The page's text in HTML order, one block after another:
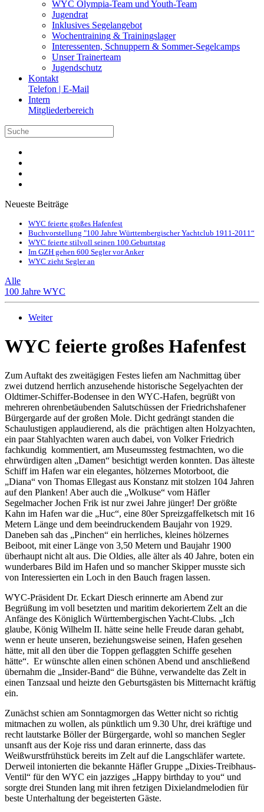
WYC Olympia-Team und Youth-Team
Jugendrat
Inklusives Segelangebot
Wochentraining & Trainingslager
Interessenten, Schnuppern & Sommer-Segelcamps
Unser Trainerteam
Jugendschutz
Kontakt
Telefon | E-Mail
Intern
Mitgliederbereich
Neueste Beiträge
WYC feierte großes Hafenfest
Buchvorstellung "100 Jahre Württembergischer Yachtclub 1911-2011“
WYC feierte stilvoll seinen 100.Geburtstag
Im GZH gehen 600 Segler vor Anker
WYC zieht Segler an
Alle
100 Jahre WYC
Weiter
WYC feierte großes Hafenfest
Zum Auftakt des zweitägigen Festes liefen am Nachmittag über
zwei dutzend herrlich anzusehende historische Segelyachten der
Oldtimer-Schiffer-Bodensee in den WYC-Hafen, begrüßt von
mehreren ohrenbetäubenden Salutschüssen der Friedrichshafener
Bürgergarde auf der großen Mole. Dicht gedrängt standen die
Schaulustigen applaudierend, als die prächtigen alten Holzyachten,
ein paar Stahlyachten waren auch dabei, von Volker Friedrich
fachkundig kommentiert, am Museumssteg festmachten, wo die
ehrwürdigen alten „Damen“ besichtigt werden konnten. Das älteste
Schiff im Hafen war ein elegantes, hölzernes Motorboot, die
„Diana“ von Thomas Ellegast aus Konstanz mit stolzen 104 Jahren
auf den Planken! Aber auch die „Wolkuse“ vom Häfler
Segelmacher Jochen Frik ist nur zwei Jahre jünger! Der größte
Kahn im Hafen war die „Huc“, eine 80er Spreizgaffelketsch mit 16
Metern Länge und dem beeindruckendem Baujahr von 1929.
Daneben sah das „Pinchen“ ein herrliches, kleines hölzernes
Beiboot, mit einer Länge von 3,50 Metern und Baujahr 1900
überhaupt nicht alt aus. Die Oldies, alle älter als 40 Jahre, boten ein
wunderbares Bild im Hafen und so mancher Skipper musste sich
von Interessierten ein Loch in den Bauch fragen lassen.
WYC-Präsident Dr. Eckart Diesch erinnerte am Abend zur
Begrüßung im voll besetzten und maritim dekoriertem Zelt an die
Anfänge des Königlich Württembergischen Yacht-Clubs. „Ich
glaube, König Wilhelm II. hätte seine helle Freude daran gehabt,
wenn er heute unseren, beziehungsweise seinen, Hafen gesehen
hätte, mit all den über die Toppen geflaggten Schiffe gesehen
hätte“. Er wünschte allen einen schönen Abend und anschließend
übernahm die „Insider-Band“ die Bühne, verwandelte das Zelt in
einen Tanzsaal und heizte den Geburtsgästen bis Mitternacht kräftig
ein.
Zunächst schien am Sonntagmorgen das Wetter nicht so richtig
mitmachen zu wollen, als pünktlich um 9.30 Uhr, drei kräftige und
recht lautstarke Böller der Bürgergarde, wohl so manchen Segler
unsanft aus der Koje riss und daran erinnerte, dass das
Weißwurstfrühstück bereits im Zelt auf die Langschläfer wartete.
Derweil intonierten die bekannte Häfler Gruppe „Dixies-Treibhaus-
Ventil“ für den WYC ein jazziges „Happy birthday to you“ und
sorgte drei Stunden lang mit ihren fetzigen Dixielandmelodien für
beste Unterhaltung der begeisterten Gäste.